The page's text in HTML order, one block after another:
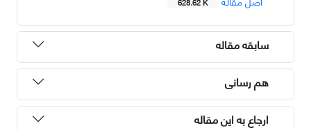
سابقه مقاله
هم رسانی
ارجاع به این مقاله